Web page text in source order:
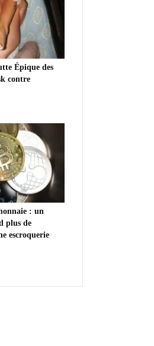
Épique des
contre
: un
plus de
escroquerie